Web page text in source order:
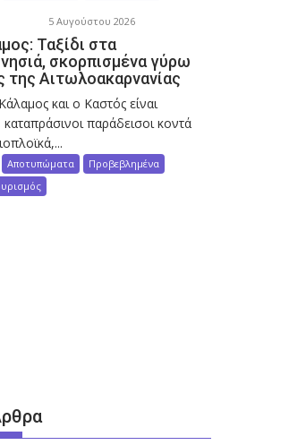
5 Αυγούστου 2026
Ταξίδι στα
σκορπισμένα γύρω
της Αιτωλοακαρνανίας
και ο Καστός είναι
παράδεισοι κοντά
Αποτυπώματα
Προβεβλημένα